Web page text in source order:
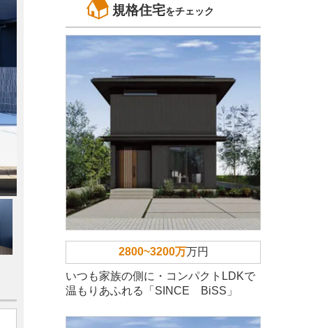
規格住宅をチェック
2800~3200万万円
いつも家族の側に・コンパクトLDKで
温もりあふれる「SINCE BiSS」